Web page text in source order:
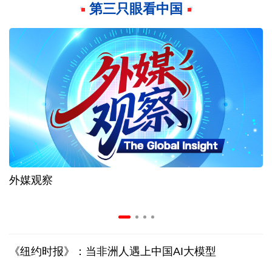
第三只眼看中国
“中国无法替代”正成为越来越多外贸从业者的共识
《纽约时报》：当非洲人遇上中国AI大模型